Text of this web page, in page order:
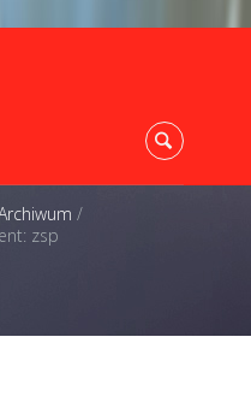
/
zsp